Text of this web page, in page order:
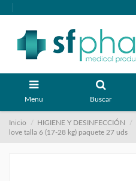
Menu Buscar
Inicio HIGIENE Y DESINFECCIÓN
love talla 6 (17-28 kg) paquete 27 uds